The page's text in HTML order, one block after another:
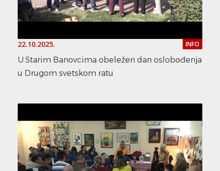
22.10.2025. INFO
U Starim Banovcima obeležen dan oslobođenja
u Drugom svetskom ratu